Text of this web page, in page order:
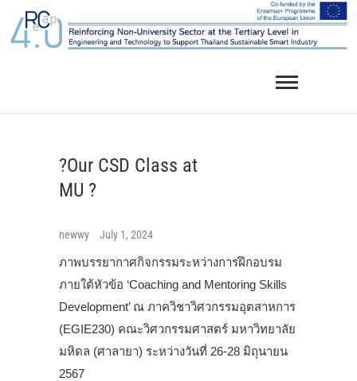
content
?Our CSD Class at
MU ?
newwy July 1, 2024
ภาพบรรยากาศกิจกรรมระหว่างการฝึกอบรม
ภายใต้หัวข้อ ‘Coaching and Mentoring Skills
Development’ ณ ภาควิชาวิศวกรรมอุตสาหการ
(EGIE230) คณะวิศวกรรมศาสตร์ มหาวิทยาลัย
มหิดล (ศาลายา) ระหว่างวันที่ 26-28 มิถุนายน
2567